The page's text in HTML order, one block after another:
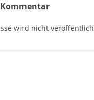
wird nicht